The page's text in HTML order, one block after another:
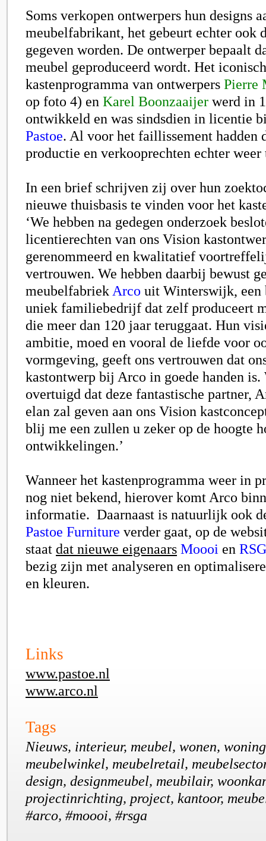
Soms verkopen ontwerpers hun designs
meubelfabrikant, het gebeurt echter ook
gegeven worden. De ontwerper bepaalt
meubel geproduceerd wordt. Het
kastenprogramma van ontwerpers Pierre
op foto 4) en Karel Boonzaaijer werd in
ontwikkeld en was sindsdien in licentie
Pastoe. Al voor het faillissement hadden
productie en verkooprechten echter
In een brief schrijven zij over hun
nieuwe thuisbasis te vinden voor het
‘We hebben na gedegen onderzoek
licentierechten van ons Vision
gerenommeerd en kwalitatief
vertrouwen. We hebben daarbij bewust
meubelfabriek Arco uit Winterswijk, een
uniek familiebedrijf dat zelf produceert
die meer dan 120 jaar teruggaat. Hun
ambitie, moed en vooral de liefde voor
vormgeving, geeft ons vertrouwen dat
kastontwerp bij Arco in goede handen
overtuigd dat deze fantastische partner,
elan zal geven aan ons Vision
blij me een zullen u zeker op de hoogte
ontwikkelingen.’
Wanneer het kastenprogramma weer in
nog niet bekend, hierover komt Arco
informatie. Daarnaast is natuurlijk ook
Pastoe Furniture verder gaat, op de
staat dat nieuwe eigenaars Moooi en
bezig zijn met analyseren en
en kleuren.
Links
www.pastoe.nl
www.arco.nl
Tags
Nieuws, interieur, meubel, wonen,
meubelwinkel, meubelretail,
design, designmeubel, meubilair,
projectinrichting, project, kantoor,
#arco, #moooi, #rsga